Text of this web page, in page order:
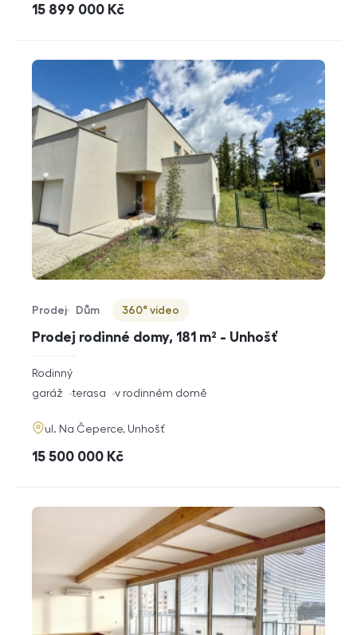
cena
15 899 000 Kč
Prodej rodinné domy, 181 m² - Unhošť
Typ nabídky
Prodej
Typ nemovitosti
Dům
Virtuální prohlídka
360° video
rozměry
dispozice
Rodinný
funkce
garáž terasa v rodinném domě
adresa
ul. Na Čeperce, Unhošť
cena
15 500 000 Kč